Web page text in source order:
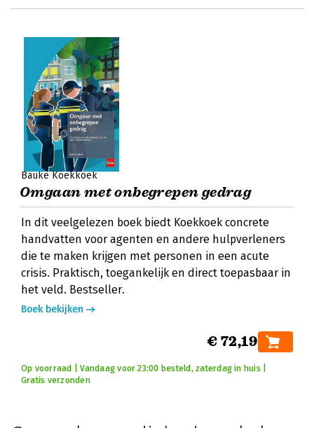
Bauke Koekkoek
Omgaan met onbegrepen gedrag
In dit veelgelezen boek biedt Koekkoek concrete
handvatten voor agenten en andere hulpverleners
die te maken krijgen met personen in een acute
crisis. Praktisch, toegankelijk en direct toepasbaar in
het veld. Bestseller.
Boek bekijken
€ 72,19
Op voorraad | Vandaag voor 23:00 besteld, zaterdag in huis |
Gratis verzonden